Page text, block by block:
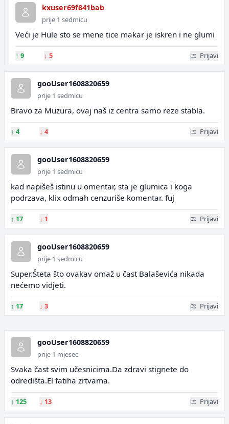
kxuser69f841bab
prije 1 sedmicu
Veći je Hule sto se mene tice makar je iskren i ne glumi
↑ 9 ↓ 5 Prijavi
gooUser1608820659
prije 1 sedmicu
Bravo za Muzura, ovaj naš iz centra samo reze stabla.
↑ 4 ↓ 4 Prijavi
gooUser1608820659
prije 1 sedmicu
kad napišeš istinu u omentar, sta je glumica i koga
podrzava, klix odmah cenzuriše komentar. fuj
↑ 17 ↓ 1 Prijavi
gooUser1608820659
prije 1 sedmicu
Super.Šteta što ovakav omaž u čast Balaševića nikada
nećemo vidjeti.
↑ 17 ↓ 3 Prijavi
gooUser1608820659
prije 1 mjesec
Svaka čast svim učesnicima.Da zdravi stignete do
odredišta.El fatiha zrtvama.
↑ 125 ↓ 13 Prijavi